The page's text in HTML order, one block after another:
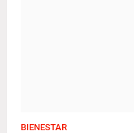
BIENESTAR